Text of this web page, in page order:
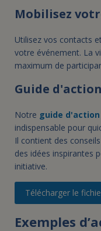
Mobilisez
Utilisez vos contacts
votre événement. La
maximum de
Guide
Notre guide
indispensable pour
Il contient des
des idées inspirantes
initiative.
Télécharger le
Exemples